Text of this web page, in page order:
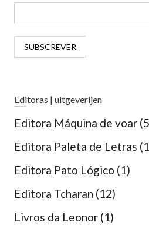
Editoras | uitgeverijen
Editora Máquina de voar
Editora Paleta de Letras
Editora Pato Lógico (1)
Editora Tcharan (12)
Livros da Leonor (1)